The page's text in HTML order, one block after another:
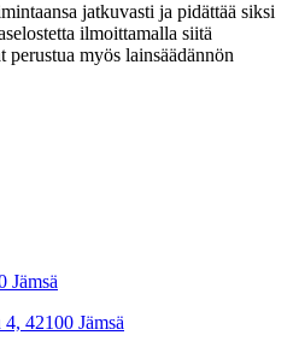
jatkuvasti ja pidättää siksi
ilmoittamalla siitä
myös lainsäädännön
Jämsä
42100 Jämsä